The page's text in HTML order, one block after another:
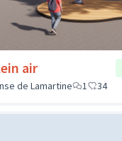
air
de Lamartine
1 34